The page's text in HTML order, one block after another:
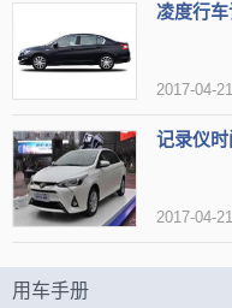
第7名：乐视行车记
乐视行车记录仪，
处理器，能与手机进行
凌度行
2017-04-21
记录仪
2017-04-21
用车手册